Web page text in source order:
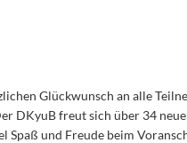
Glückwunsch an alle
DKyuB freut sich über 34
und Freude beim